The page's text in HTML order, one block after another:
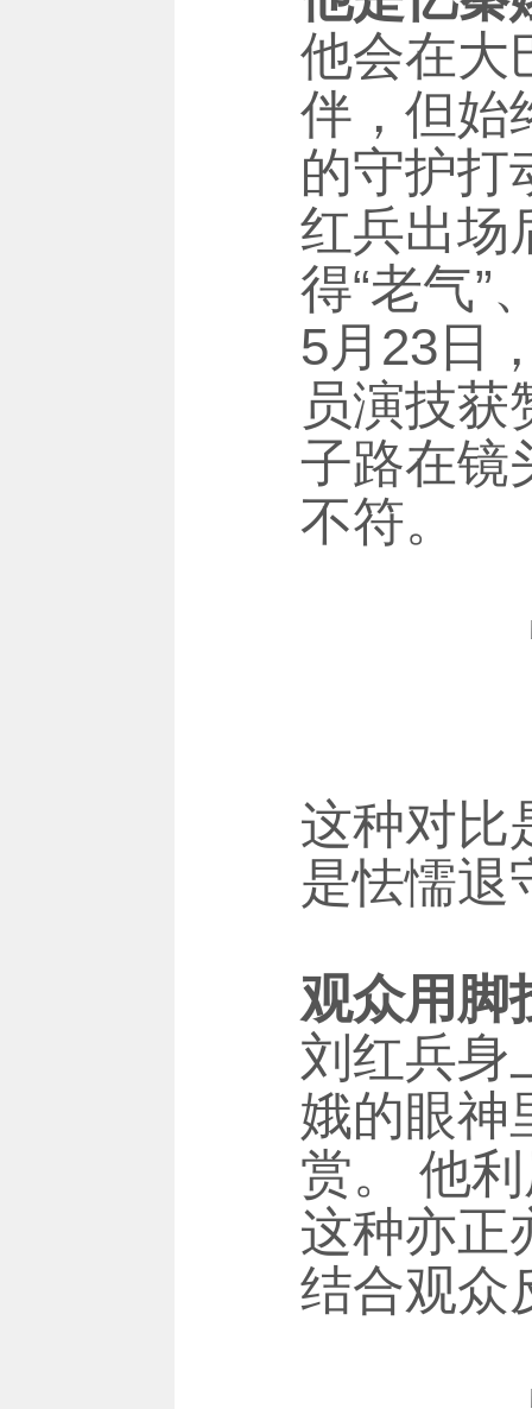
他会在大
伴，但始
的守护打
红兵出场
得“老气”
5月23日
员演技获
子路在镜
不符。
这种对比
是怯懦退
观众用脚
刘红兵身
娥的眼神
赏。 他
这种亦正
结合观众